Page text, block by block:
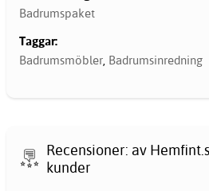
Badrumspaket
Taggar:
Badrumsmöbler Badrumsinredning
Recensioner: av
kunder